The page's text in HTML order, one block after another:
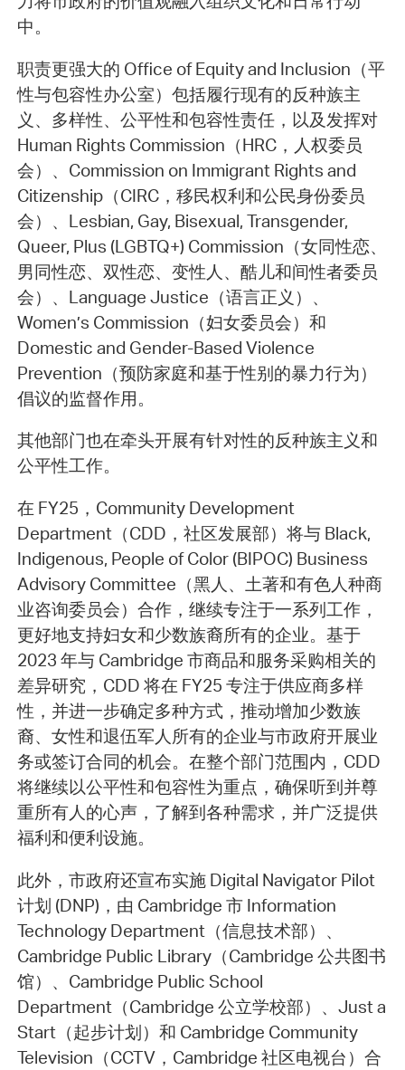
中。
职责更强大的 Office of Equity and Inclusion（平
性与包容性办公室）包括履行现有的反种族主
义、多样性、公平性和包容性责任，以及发挥对
Human Rights Commission（HRC，人权委员
会）、Commission on Immigrant Rights and
Citizenship（CIRC，移民权利和公民身份委员
会）、Lesbian, Gay, Bisexual, Transgender,
Queer, Plus (LGBTQ+) Commission（女同性恋、
男同性恋、双性恋、变性人、酷儿和间性者委员
会）、Language Justice（语言正义）、
Women’s Commission（妇女委员会）和
Domestic and Gender-Based Violence
Prevention（预防家庭和基于性别的暴力行为）
倡议的监督作用。
其他部门也在牵头开展有针对性的反种族主义和
公平性工作。
在 FY25，Community Development
Department（CDD，社区发展部）将与 Black,
Indigenous, People of Color (BIPOC) Business
Advisory Committee（黑人、土著和有色人种商
业咨询委员会）合作，继续专注于一系列工作，
更好地支持妇女和少数族裔所有的企业。基于
2023 年与 Cambridge 市商品和服务采购相关的
差异研究，CDD 将在 FY25 专注于供应商多样
性，并进一步确定多种方式，推动增加少数族
裔、女性和退伍军人所有的企业与市政府开展业
务或签订合同的机会。在整个部门范围内，CDD
将继续以公平性和包容性为重点，确保听到并尊
重所有人的心声，了解到各种需求，并广泛提供
福利和便利设施。
此外，市政府还宣布实施 Digital Navigator Pilot
计划 (DNP)，由 Cambridge 市 Information
Technology Department（信息技术部）、
Cambridge Public Library（Cambridge 公共图书
馆）、Cambridge Public School
Department（Cambridge 公立学校部）、Just a
Start（起步计划）和 Cambridge Community
Television（CCTV，Cambridge 社区电视台）合